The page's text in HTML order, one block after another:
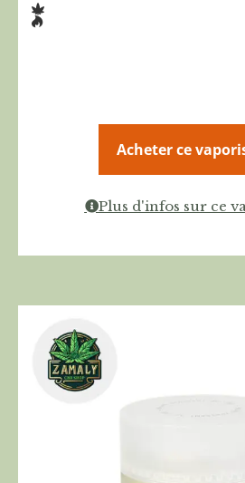
Acheter ce
Plus d'infos sur ce